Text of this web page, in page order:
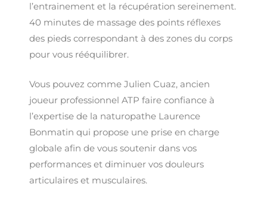
l’entrainement et la récupération sereinement.
40 minutes de massage des points réflexes
des pieds correspondant à des zones du corps
pour vous rééquilibrer.
Vous pouvez comme Julien Cuaz, ancien
joueur professionnel ATP faire confiance à
l’expertise de la naturopathe Laurence
Bonmatin qui propose une prise en charge
globale afin de vous soutenir dans vos
performances et diminuer vos douleurs
articulaires et musculaires.